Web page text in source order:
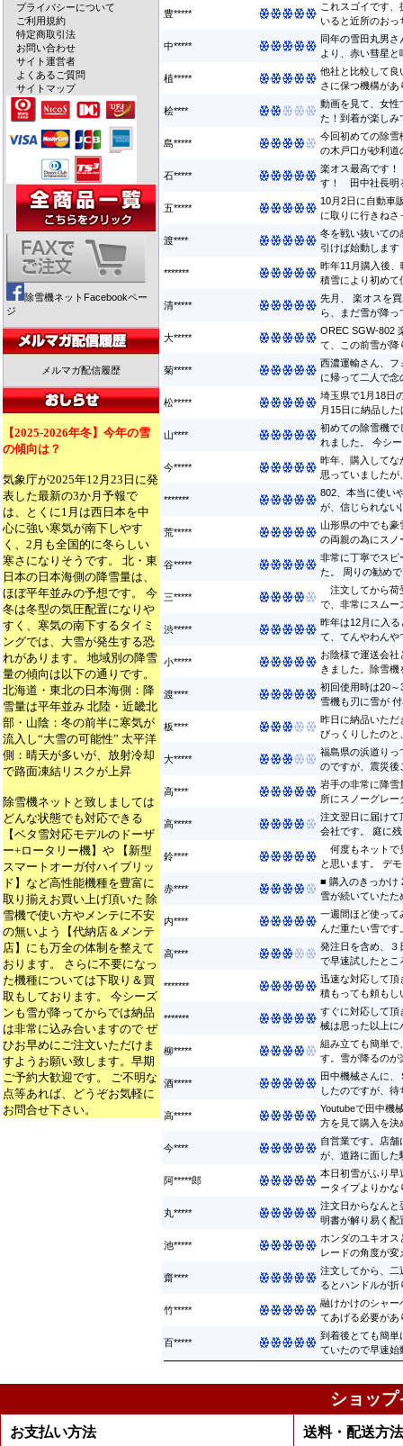
プライバシーについて
ご利用規約
特定商取引法
お問い合わせ
サイト運営者
よくあるご質問
サイトマップ
除雪機ネットFacebookペー
ジ
メルマガ配信履歴
【2025-2026年冬】今年の雪
の傾向は？
気象庁が2025年12月23日に発
表した最新の3か月予報で
は、とくに1月は西日本を中
心に強い寒気が南下しやす
く、2月も全国的に冬らしい
寒さになりそうです。 北・東
日本の日本海側の降雪量は、
ほぼ平年並みの予想です。 今
冬は冬型の気圧配置になりや
すく、寒気の南下するタイミ
ングでは、大雪が発生する恐
れがあります。 地域別の降雪
量の傾向は以下の通りです。
北海道・東北の日本海側：降
雪量は平年並み 北陸・近畿北
部・山陰：冬の前半に寒気が
流入し“大雪の可能性” 太平洋
側：晴天が多いが、放射冷却
で路面凍結リスクが上昇
除雪機ネットと致しましては
どんな状態でも対応できる
【ベタ雪対応モデルのドーザ
ー+ロータリー機】や 【新型
スマートオーガ付ハイブリッ
ド】など高性能機種を豊富に
取り揃えお買い上げ頂いた 除
雪機で使い方やメンテに不安
の無いよう【代納店＆メンテ
店】にも万全の体制を整えて
おります。 さらに不要になっ
た機種については下取り＆買
取もしております。 今シーズ
ンも雪が降ってからでは納品
は非常に込み合いますので ぜ
ひお早めにご注文いただけま
すようお願い致します。早期
ご予約大歓迎です。 ご不明な
点等あれば、どうぞお気軽に
お問合せ下さい。
豊*****
これスゴイです
いると近所のおっ
中*****
同年の雪田丸男
より、赤い彗星
植*****
他社と比較して良
さに保つ機構が
桧****
動画を見て、女性
た！到着が楽しみ
島*****
今回初めての除雪
の木戸口が砂利道
石*****
楽オス最高です
す！ 田中社長明
五*****
10月2日に自動車
に取りに行きねさ
渡****
冬を戦い抜いて
引けば始動します
*******
昨年11月購入後
積雪により初めて
清*****
先月、 楽オスを
ら、まだ雪が降っ
大*****
OREC SGW-802
て、この前雪が降
菊*****
西濃運輸さん、フ
に帰って二人で
松*****
埼玉県で1月18日
月15日に納品し
山****
初めての除雪機で
れました。 今シ
今*****
昨年、購入してな
思っていました
*******
802、本当に使い
が、信じられない
荒*****
山形県の中でも豪
の両親の為にスノ
谷*****
非常に丁寧でスピ
た。 周りの勧め
三*****
注文してから荷
で、非常にスムー
渋*****
昨年は12月に入
て、てんやわんや
小*****
お陰様で運送会
きました。除雪
渡****
初回使用時は20
雪機も刃に雪が
板****
昨日に納品いただ
びっくりしたのと
大*****
福島県の浜道りっ
のですが、震災後
高****
岩手の非常に降雪
所にスノーグレ
高*****
注文翌日に届け
会社です。 庭に
鈴****
何度もネットで
と思います。 デ
赤****
■ 購入のきっかけ
雪が続いていたた
内****
一週間ほど使って
んだ重たい雪で
高****
発注日を含め、３
で早速試したとこ
*******
迅速な対応して頂
積もっても頼もし
*******
すぐに対応して頂
械は思った以上に
柳*****
組み立ても簡単で
す。雪が降るのが
酒*****
田中機械さんに
したのですが、
高*****
Youtubeで田中機
方を見て購入を決
今****
自営業です。店
が、道路に面した
阿*****郎
本日初雪がふり早
ータイプよりかな
丸*****
注文日からなんと
明書が解り易く配
池*****
ホンダのユキオ
レードの角度が
齋****
注文してから、二
るとハンドルが
竹*****
融けかけのシャー
てあげる必要があ
百*****
到着後とても簡単
ていたので早速始
ショッ
お支払い方法 送料・配送方